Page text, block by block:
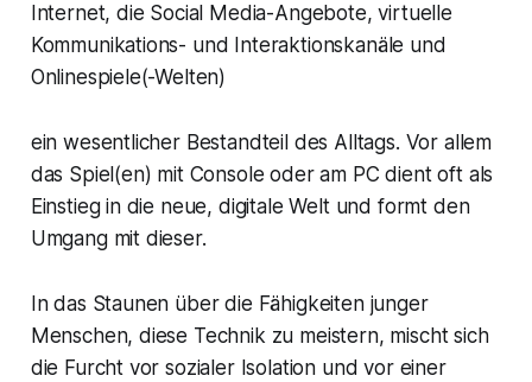
Internet, die Social Media-Angebote, virtuelle
Kommunikations- und Interaktionskanäle und
Onlinespiele(-Welten)
ein wesentlicher Bestandteil des Alltags. Vor allem
das Spiel(en) mit Console oder am PC dient oft als
Einstieg in die neue, digitale Welt und formt den
Umgang mit dieser.
In das Staunen über die Fähigkeiten junger
Menschen, diese Technik zu meistern, mischt sich
die Furcht vor sozialer Isolation und vor einer